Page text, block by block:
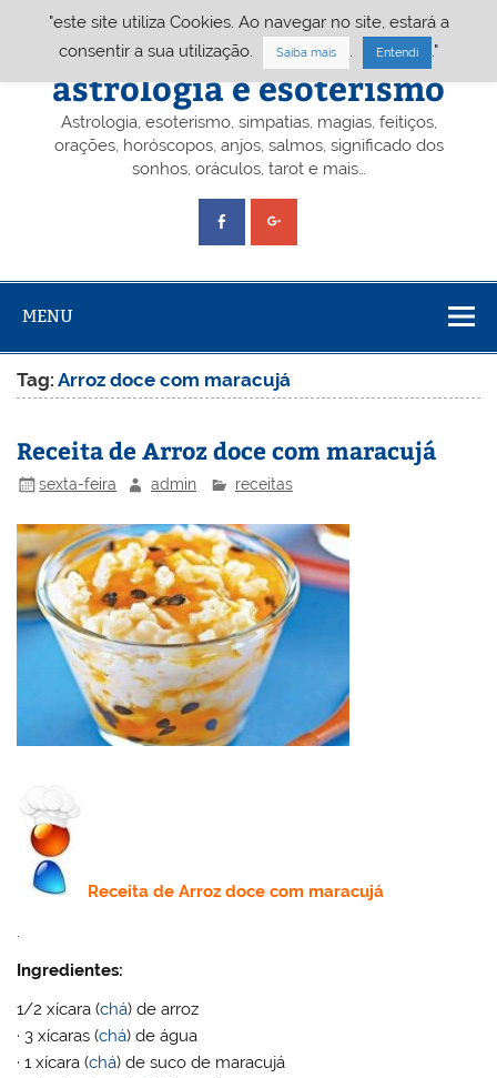
Portal A&E – Portal
astrologia e esoterismo
Astrologia, esoterismo, simpatias, magias, feitiços,
orações, horóscopos, anjos, salmos, significado dos
sonhos, oráculos, tarot e mais…
MENU
Tag:Arroz doce com maracujá
Receita de Arroz doce com maracujá
sexta-feira admin receitas
Receita deArroz doce com maracujá
Ingredientes:
1/2 xícara (chá) de arroz
· 3 xícaras (chá) de água
· 1 xícara (chá) de suco de maracujá
"este site utiliza Cookies. Ao navegar no site, estará a
consentir a sua utilização.
Saiba mais Entendi ."